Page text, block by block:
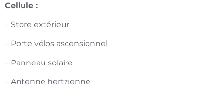
Cellule :
– Store extérieur
– Porte vélos ascensionnel
– Panneau solaire
– Antenne hertzienne